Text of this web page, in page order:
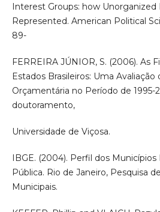
Interest Groups: how
Represented. American Political
89-
FERREIRA JÚNIOR, S. (2006). As
Estados Brasileiros: Uma Avaliação
Orçamentária no Período de 1995-
doutoramento,
Universidade de Viçosa.
IBGE. (2004). Perfil dos Municípios
Pública. Rio de Janeiro, Pesquisa
Municipais.